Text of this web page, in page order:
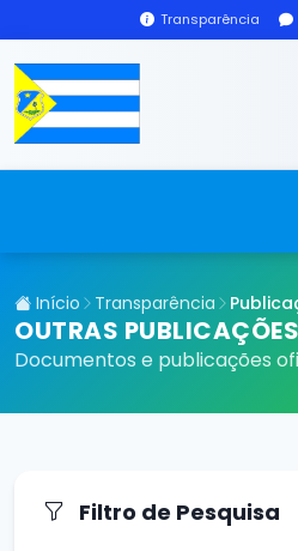
Transparência
Início Transparência
OUTRAS PUBLICAÇÕES
Documentos e publicações
Filtro de Pesquisa